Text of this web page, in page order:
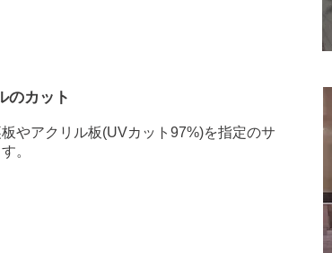
のカット
やアクリル板(UVカット97%)を指定のサ
。